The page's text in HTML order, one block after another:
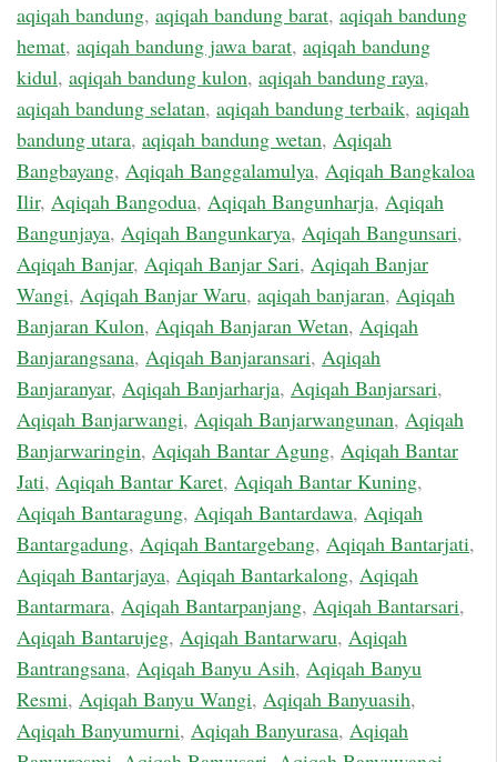
aqiqah bandung, aqiqah bandung barat, aqiqah bandung
hemat, aqiqah bandung jawa barat, aqiqah bandung
kidul, aqiqah bandung kulon, aqiqah bandung raya,
aqiqah bandung selatan, aqiqah bandung terbaik, aqiqah
bandung utara, aqiqah bandung wetan, Aqiqah
Bangbayang, Aqiqah Banggalamulya, Aqiqah Bangkaloa
Ilir, Aqiqah Bangodua, Aqiqah Bangunharja, Aqiqah
Bangunjaya, Aqiqah Bangunkarya, Aqiqah Bangunsari,
Aqiqah Banjar, Aqiqah Banjar Sari, Aqiqah Banjar
Wangi, Aqiqah Banjar Waru, aqiqah banjaran, Aqiqah
Banjaran Kulon, Aqiqah Banjaran Wetan, Aqiqah
Banjarangsana, Aqiqah Banjaransari, Aqiqah
Banjaranyar, Aqiqah Banjarharja, Aqiqah Banjarsari,
Aqiqah Banjarwangi, Aqiqah Banjarwangunan, Aqiqah
Banjarwaringin, Aqiqah Bantar Agung, Aqiqah Bantar
Jati, Aqiqah Bantar Karet, Aqiqah Bantar Kuning,
Aqiqah Bantaragung, Aqiqah Bantardawa, Aqiqah
Bantargadung, Aqiqah Bantargebang, Aqiqah Bantarjati,
Aqiqah Bantarjaya, Aqiqah Bantarkalong, Aqiqah
Bantarmara, Aqiqah Bantarpanjang, Aqiqah Bantarsari,
Aqiqah Bantarujeg, Aqiqah Bantarwaru, Aqiqah
Bantrangsana, Aqiqah Banyu Asih, Aqiqah Banyu
Resmi, Aqiqah Banyu Wangi, Aqiqah Banyuasih,
Aqiqah Banyumurni, Aqiqah Banyurasa, Aqiqah